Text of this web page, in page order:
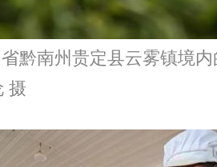
黔南州贵定县云雾镇境
摄